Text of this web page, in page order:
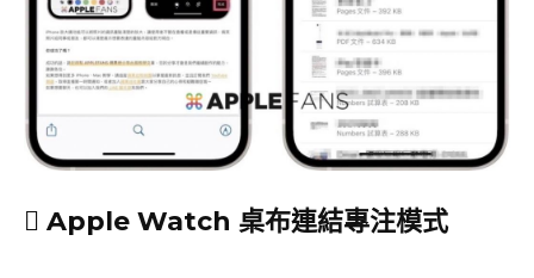
 Apple Watch 桌布連結專注模式